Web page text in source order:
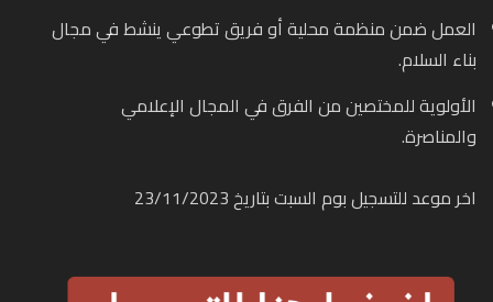
العمل ضمن منظمة محلية أو فريق تطوعي ينشط في مجال
بناء السلام.
الأولوية للمختصين من الفرق في المجال الإعلامي
والمناصرة.
اخر موعد للتسجيل بوم السبت بتاريخ 23/11/2023